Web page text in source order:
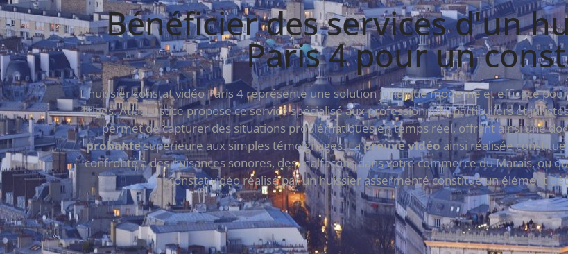
Bénéficier des services d'un
Paris 4 pour un
L’huissier constat vidéo Paris 4 représente une solution juridique moderne et efficace
litiges. Atlas Justice propose ce service spécialisé aux professionnels, particuliers et
permet de capturer des situations problématiques en temps réel, offrant ainsi une
probantesupérieure aux simples témoignages. Lapreuve vidéoainsi réalisée
confronté à des nuisances sonores, des malfaçons dans votre commerce du Marais, ou
constat vidéo réalisé par un huissier assermenté constitue un élément